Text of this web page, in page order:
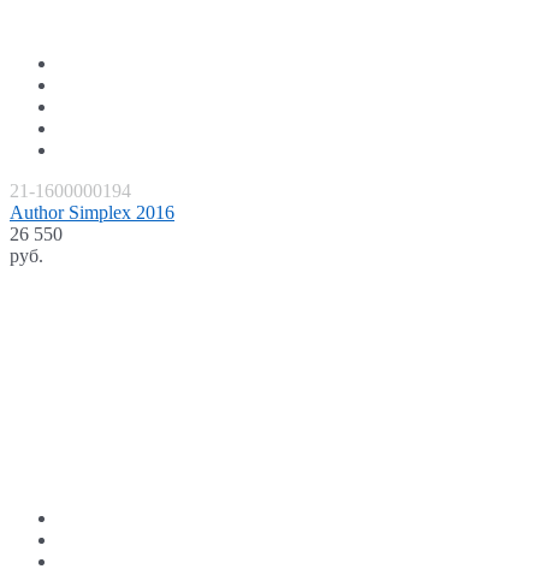
21-1600000194
Author Simplex 2016
26 550
руб.